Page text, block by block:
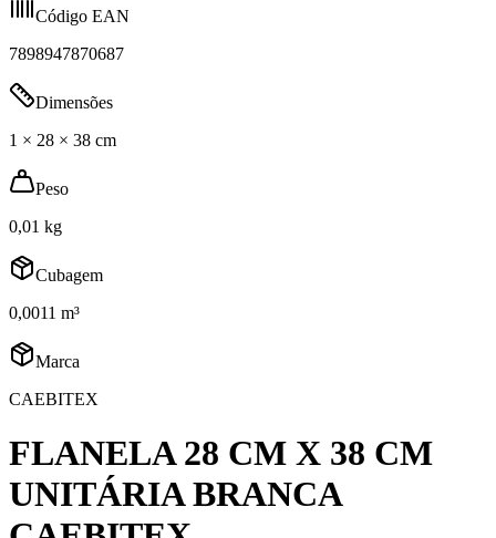
Código EAN
7898947870687
Dimensões
1 × 28 × 38 cm
Peso
0,01 kg
Cubagem
0,0011 m³
Marca
CAEBITEX
FLANELA 28 CM X 38 CM
UNITÁRIA BRANCA